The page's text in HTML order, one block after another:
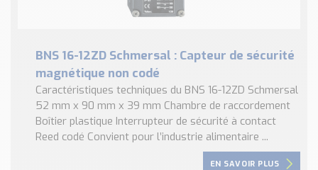
BNS 16-12ZD Schmersal : Capteur de sécurité
magnétique non codé
Caractéristiques techniques du BNS 16-12ZD Schmersal
52 mm x 90 mm x 39 mm Chambre de raccordement
Boîtier plastique Interrupteur de sécurité à contact
Reed codé Convient pour l’industrie alimentaire ...
EN SAVOIR PLUS